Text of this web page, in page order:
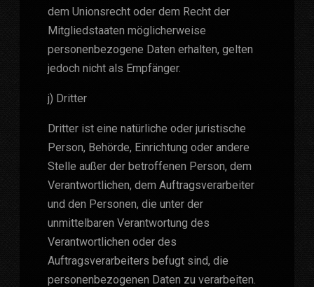
dem Unionsrecht oder dem Recht der
Mitgliedstaaten möglicherweise
personenbezogene Daten erhalten, gelten
jedoch nicht als Empfänger.
j) Dritter
Dritter ist eine natürliche oder juristische
Person, Behörde, Einrichtung oder andere
Stelle außer der betroffenen Person, dem
Verantwortlichen, dem Auftragsverarbeiter
und den Personen, die unter der
unmittelbaren Verantwortung des
Verantwortlichen oder des
Auftragsverarbeiters befugt sind, die
personenbezogenen Daten zu verarbeiten.